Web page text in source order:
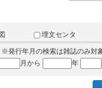
埋文センタ
※発行年月の検索は雑誌のみ対
月から 年